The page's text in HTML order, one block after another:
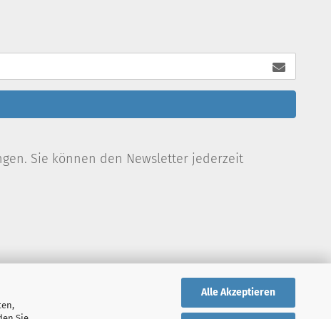
Alle Akzeptieren
Sie können den Newsletter jederzeit